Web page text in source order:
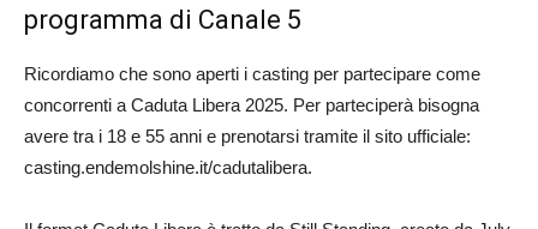
programma di Canale 5
Ricordiamo che sono aperti i casting per partecipare come
concorrenti a Caduta Libera 2025. Per parteciperà bisogna
avere tra i 18 e 55 anni e prenotarsi tramite il sito ufficiale:
casting.endemolshine.it/cadutalibera.